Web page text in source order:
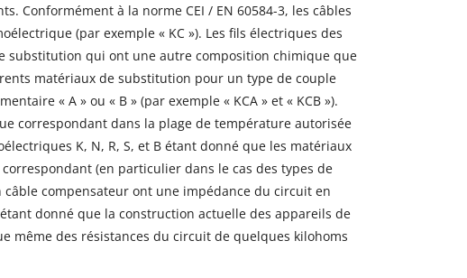
Conformément à la norme CEI / EN 60584-3, les câbles
(par exemple « KC »). Les fils électriques des
substitution qui ont une autre composition chimique que
matériaux de substitution pour un type de couple
« A » ou « B » (par exemple « KCA » et « KCB »).
correspondant dans la plage de température autorisée
K, N, R, S, et B étant donné que les matériaux
(en particulier dans le cas des types de
compensateur ont une impédance du circuit en
donné que la construction actuelle des appareils de
même des résistances du circuit de quelques kilohoms